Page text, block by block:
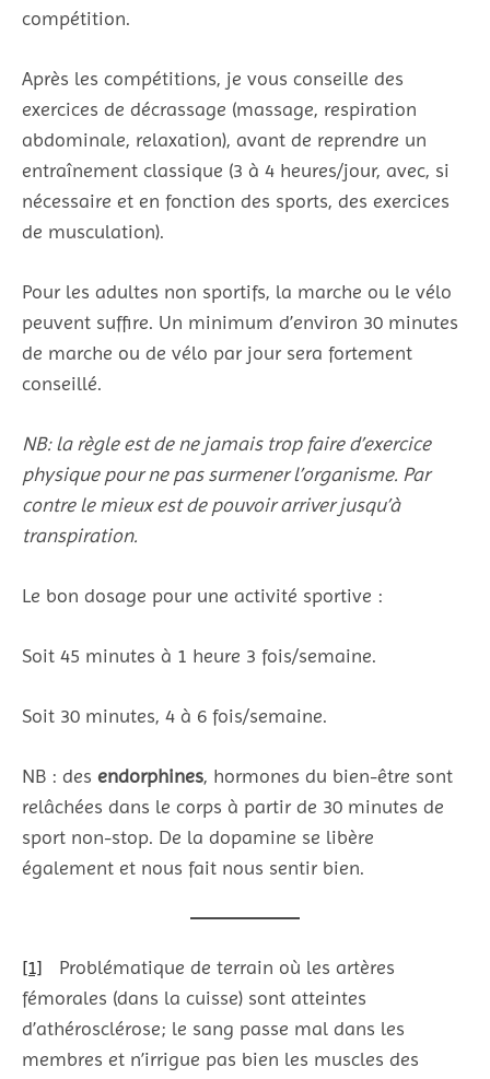
compétition.
Après les compétitions, je vous conseille des
exercices de décrassage (massage, respiration
abdominale, relaxation), avant de reprendre un
entraînement classique (3 à 4 heures/jour, avec, si
nécessaire et en fonction des sports, des exercices
de musculation).
Pour les adultes non sportifs, la marche ou le vélo
peuvent suffire. Un minimum d’environ 30 minutes
de marche ou de vélo par jour sera fortement
conseillé.
NB: la règle est de ne jamais trop faire d’exercice
physique pour ne pas surmener l’organisme. Par
contre le mieux est de pouvoir arriver jusqu’à
transpiration.
Le bon dosage pour une activité sportive :
Soit 45 minutes à 1 heure 3 fois/semaine.
Soit 30 minutes, 4 à 6 fois/semaine.
NB : des endorphines, hormones du bien-être sont
relâchées dans le corps à partir de 30 minutes de
sport non-stop. De la dopamine se libère
également et nous fait nous sentir bien.
[1] Problématique de terrain où les artères
fémorales (dans la cuisse) sont atteintes
d’athérosclérose; le sang passe mal dans les
membres et n’irrigue pas bien les muscles des